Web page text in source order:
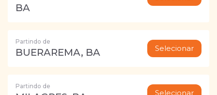
BA
Partindo de
BUERAREMA, BA Selecionar
Partindo de
Selecionar